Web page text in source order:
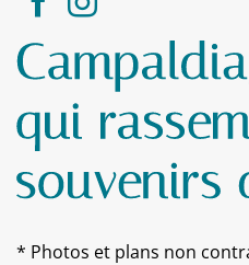
* Photos et plans non